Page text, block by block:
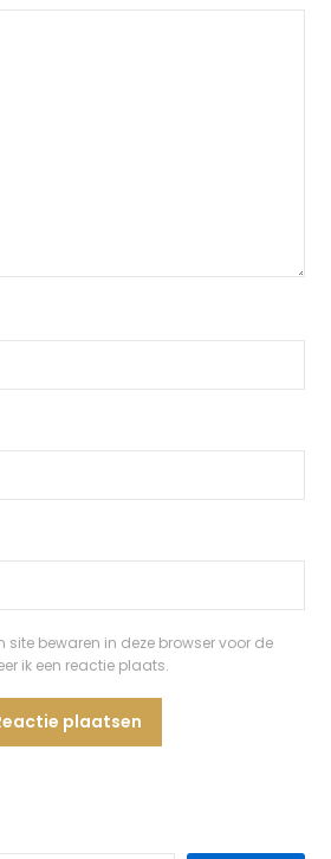
bewaren in deze browser voor de
ik een reactie plaats.